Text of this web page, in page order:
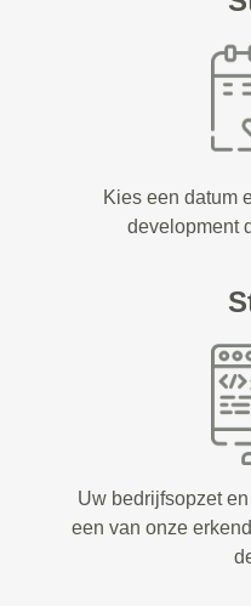
Kies een datum
development
Uw bedrijfsopzet
een van onze